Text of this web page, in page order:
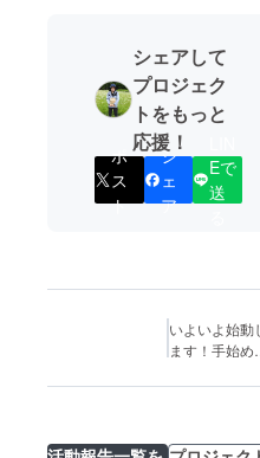
シェアして
プロジェク
トをもっと
応援！
ポ
ス
ト
シ
ェ
ア
Eで
送
いよいよ始動
ます！手始め